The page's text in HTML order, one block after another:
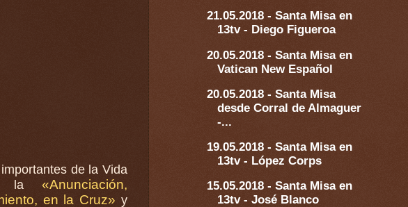
de la Vida
la «Anunciación,
en el Nacimiento, en la Cruz» y
21.05.2018 - Santa Misa en
13tv - Diego Figueroa
20.05.2018 - Santa Misa en
Vatican New Español
20.05.2018 - Santa Misa
desde Corral de Almaguer
-...
19.05.2018 - Santa Misa en
13tv - López Corps
15.05.2018 - Santa Misa en
13tv - José Blanco